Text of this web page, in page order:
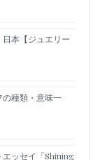
本【ジュエリー
種類・意味一
エッセイ「Shining